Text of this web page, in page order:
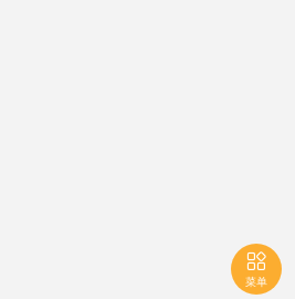

菜单